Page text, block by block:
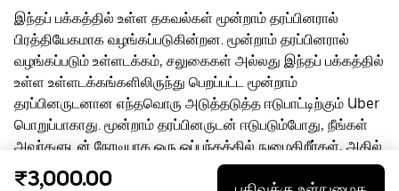
இந்தப் பக்கத்தில் உள்ள தகவல்கள் மூன்றாம் தரப்பினரால்
பிரத்தியேகமாக வழங்கப்படுகின்றன. மூன்றாம் தரப்பினரால்
வழங்கப்படும் உள்ளடக்கம், சலுகைகள் அல்லது இந்தப் பக்கத்தில்
உள்ள உள்ளடக்கங்களிலிருந்து பெறப்பட்ட மூன்றாம்
தரப்பினருடனான எந்தவொரு அடுத்தடுத்த ஈடுபாட்டிற்கும் Uber
பொறுப்பாகாது. மூன்றாம் தரப்பினருடன் ஈடுபடும்போது, நீங்கள்
அவர்களுடன் நேரடியாக ஒரு ஒப்பந்தத்தில் நுழைகிறீர்கள், அதில்
Uber ஒரு தரப்பு அல்ல. கேள்விகளுக்கு, மூன்றாம் தரப்பினரை
₹3,000.00